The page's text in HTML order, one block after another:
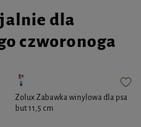
dla
czworonoga
Zolux Zabawka winylowa dla psa
but 11,5 cm